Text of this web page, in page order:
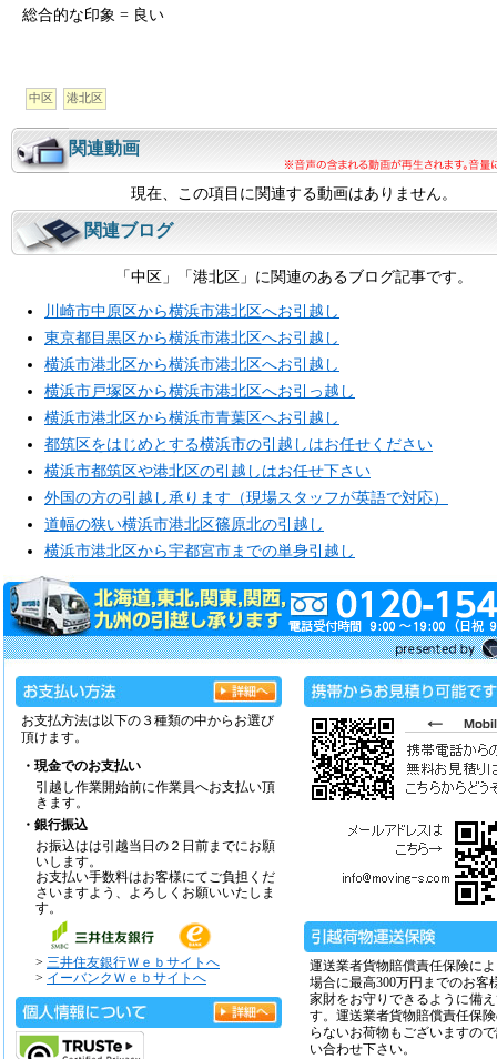
総合的な印象 = 良い
中区 港北区
関連動画
現在、この項目に関連する動画はありません。
関連ブログ
「中区」「港北区」に関連のあるブログ記事です。
川崎市中原区から横浜市港北区へお引越し
東京都目黒区から横浜市港北区へお引越し
横浜市港北区から横浜市港北区へお引越し
横浜市戸塚区から横浜市港北区へお引っ越し
横浜市港北区から横浜市青葉区へお引越し
都筑区をはじめとする横浜市の引越しはお任せください
横浜市都筑区や港北区の引越しはお任せ下さい
外国の方の引越し承ります（現場スタッフが英語で対応）
道幅の狭い横浜市港北区篠原北の引越し
横浜市港北区から宇都宮市までの単身引越し
お支払方法は以下の３種類の中からお選び
頂けます。
・現金でのお支払い
引越し作業開始前に作業員へお支払い頂
きます。
・銀行振込
お振込はは引越当日の２日前までにお願
いします。
お支払い手数料はお客様にてご負担くだ
さいますよう、よろしくお願いいたしま
す。
> 三井住友銀行Ｗｅｂサイトへ
> イーバンクＷｅｂサイトへ
運送業者貨物賠償責任保険に
場合に最高300万円までのお客
家財をお守りできるように備
す。運送業者貨物賠償責任保
らないお荷物もございますの
い合わせ下さい。